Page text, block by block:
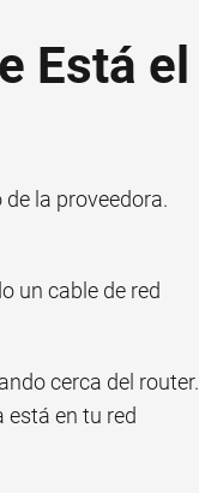
Está el
la proveedora.
un cable de red
cerca del router.
está en tu red